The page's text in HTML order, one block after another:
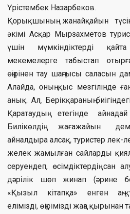
Үрістембек Назарбеков.
Қорықшының жанайқайын
әкімі Асқар Мырзахметов
үшін мүмкіндіктерді
мекемелерге табыстап
өңірінен тау шаңғысы саласын
Алайда, оның қыс мезгілінде
анық. Ал, Берікқараның
Қаратаудың етегінде
Билікөлдің жағажайын
айналдыра алсақ, туристер
желек жамылған сайларды
серуендеп, өсімдіктердің сан
дәрілік шөп жинап (әрине
«Қызыл кітапқа» енген аң-
елімізді, өңірімізді жаңа қырынан